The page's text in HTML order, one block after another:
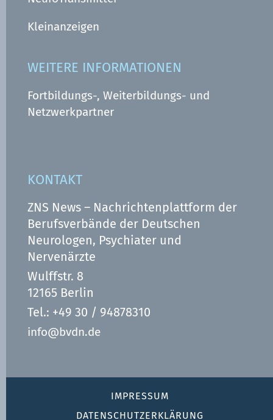
Kleinanzeigen
WEITERE INFORMATIONEN
Fortbildungs-, Weiterbildungs- und
Netzwerkpartner
KONTAKT
ZNS News – Nachrichtenplattform der
Berufsverbände der Deutschen
Neurologen, Psychiater und
Nervenärzte
Wulffstr. 8
12165 Berlin
Tel.: +49 30 / 94878310
info@bvdn.de
IMPRESSUM
DATENSCHUTZ­ERKLÄRUNG